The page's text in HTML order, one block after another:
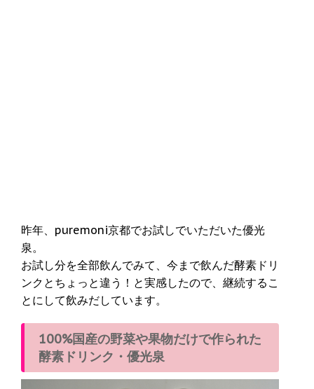
昨年、puremoni京都でお試しでいただいた優光
泉。
お試し分を全部飲んでみて、今まで飲んだ酵素ドリ
ンクとちょっと違う！と実感したので、継続するこ
とにして飲みだしています。
100%国産の野菜や果物だけで作られた
酵素ドリンク・優光泉